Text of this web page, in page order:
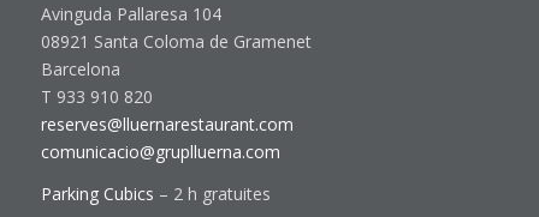
Avinguda Pallaresa 104
08921 Santa Coloma de Gramenet
Barcelona
T 933 910 820
reserves@lluernarestaurant.com
comunicacio@gruplluerna.com
Parking Cubics – 2 h gratuites